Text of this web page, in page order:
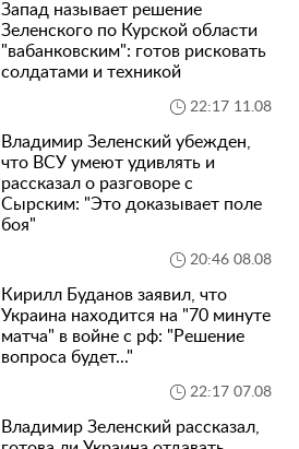
Запад называет решение
Зеленского по Курской области
"вабанковским": готов рисковать
солдатами и техникой
22:17 11.08
Владимир Зеленский убежден,
что ВСУ умеют удивлять и
рассказал о разговоре с
Сырским: "Это доказывает поле
боя"
20:46 08.08
Кирилл Буданов заявил, что
Украина находится на "70 минуте
матча" в войне с рф: "Решение
вопроса будет..."
22:17 07.08
Владимир Зеленский рассказал,